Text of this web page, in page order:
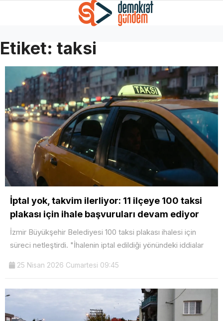
Etiket: taksi
İptal yok, takvim ilerliyor: 11 ilçeye 100 taksi
plakası için ihale başvuruları devam ediyor
İzmir Büyükşehir Belediyesi 100 taksi plakası ihalesi için
süreci netleştirdi. "İhalenin iptal edildiği yönündeki iddialar
25 Nisan 2026 Cumartesi 09:45